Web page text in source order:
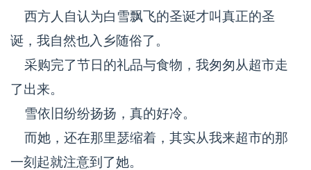
西方人自认为白雪飘飞的圣诞才叫真正的圣
诞，我自然也入乡随俗了。
采购完了节日的礼品与食物，我匆匆从超市走
了出来。
雪依旧纷纷扬扬，真的好冷。
而她，还在那里瑟缩着，其实从我来超市的那
一刻起就注意到了她。